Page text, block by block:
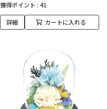
獲得ポイント : 41
詳細 カートに入れる